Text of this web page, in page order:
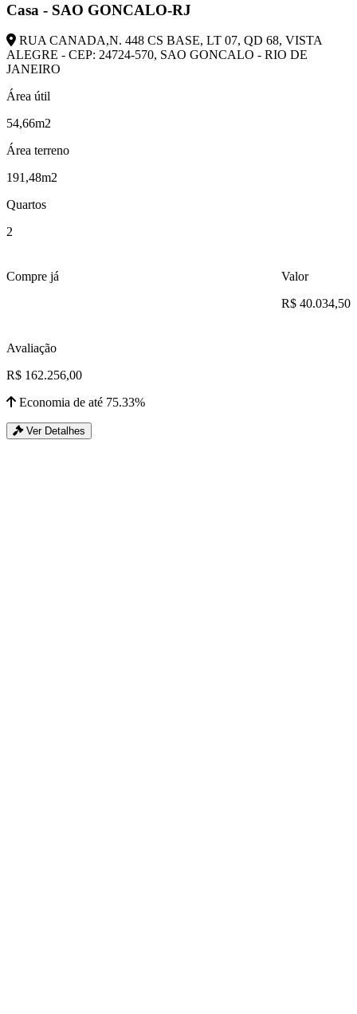
Casa - SAO GONCALO-RJ
RUA CANADA,N. 448 CS BASE, LT 07, QD 68, VISTA
ALEGRE - CEP: 24724-570, SAO GONCALO - RIO DE
JANEIRO
Área útil
54,66m2
Área terreno
191,48m2
Quartos
2
Compre já
Valor
R$ 40.034,50
Avaliação
R$ 162.256,00
Economia de até 75.33%
Ver Detalhes